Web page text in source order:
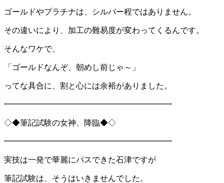
ゴールドやプラチナは、シルバー程ではありません。
その違いにより、加工の難易度が変わってくるんです。
そんなワケで、
「ゴールドなんぞ、朝めし前じゃ～」
ってな具合に、割と心には余裕がありました。
━━━━━━━━━━━━━━━━━━━━━
◇◆筆記試験の女神、降臨◆◇
━━━━━━━━━━━━━━━━━━━━━
実技は一発で華麗にパスできた石津ですが
筆記試験は、そうはいきませんでした。